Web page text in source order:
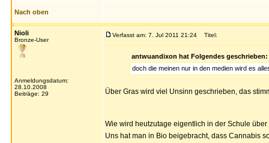
Nach oben
Nioli
Bronze-User
Anmeldungsdatum:
28.10.2008
Beiträge: 29
Verfasst am: 7. Jul 2011 21:24 Titel:
antwuandixon hat Folgendes geschrieben:
doch die meinen nur in den medien wird es
Über Gras wird viel Unsinn geschrieben, das
Wie wird heutzutage eigentlich in der Schule
Uns hat man in Bio beigebracht, dass Cannabis